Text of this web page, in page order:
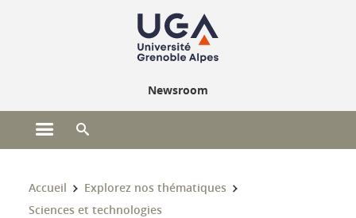
Newsroom
Ouvrir le menu principal
Vous êtes ici :
Accueil
Explorez nos thématiques
Sciences et technologies